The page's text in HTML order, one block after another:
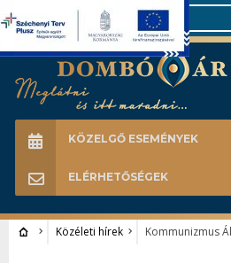
Search
KÖZELGŐ ESEMÉNYEK
ELÉRHETŐSÉGEK
Közéleti hírek Kommunizmus